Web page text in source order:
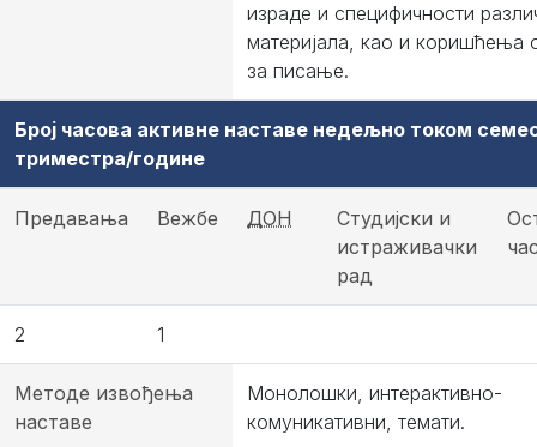
израде и специфичности
материјала, као и коришћења
за писање.
Број часова активне наставе недељно током
триместра/године
Предавања Вежбе ДОН
Студијски и
истраживачки
рад
2 1
Методе извођења
наставе
Монолошки, интерактивно-
комуникативни, темати.